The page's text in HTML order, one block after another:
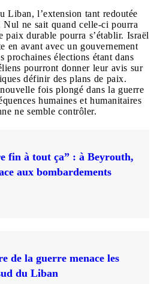
Liban, l’extension tant redoutée
Nul ne sait quand celle-ci pourra
paix durable pourra s’établir. Israël
en avant avec un gouvernement
prochaines élections étant dans
pourront donner leur avis sur
définir des plans de paix.
fois plongé dans la guerre
humaines et humanitaires
ne semble contrôler.
fin à tout ça” : à Beyrouth,
aux bombardements
de la guerre menace les
du Liban